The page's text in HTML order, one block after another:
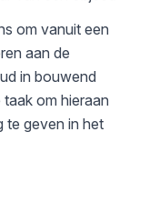
om vanuit een
aan de
in bouwend
om hieraan
te geven in het